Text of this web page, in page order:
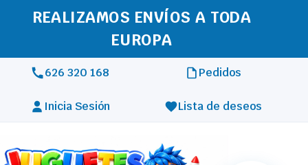
REALIZAMOS ENVÍOS A TODA
EUROPA
626 320 168 Pedidos
Inicia Sesión Lista de deseos